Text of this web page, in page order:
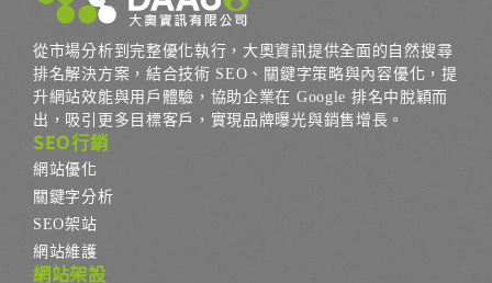
從市場分析到完整優化執行，大奧資訊提供全面的自然搜尋
排名解決方案，結合技術 SEO、關鍵字策略與內容優化，提
升網站效能與用戶體驗，協助企業在 Google 排名中脫穎而
出，吸引更多目標客戶，實現品牌曝光與銷售增長。
SEO行銷
網站優化
關鍵字分析
SEO架站
網站維護
網站架設